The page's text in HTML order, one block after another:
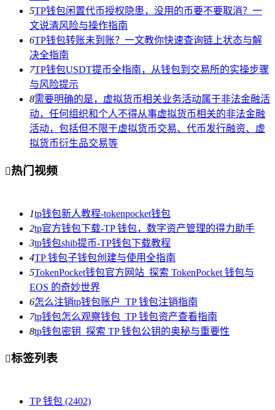
5TP钱包闲置代币授权隐患，没用的币要不要取消？一
文说清风险与操作指南
6TP钱包转账未到账？一文教你快速查询链上状态与解
决全指南
7TP钱包USDT提币全指南，从钱包到交易所的实操步骤
与风险提示
8需要明确的是，虚拟货币相关业务活动属于非法金融活
动，任何组织和个人不得从事虚拟货币相关的非法金融
活动，包括但不限于虚拟货币交易、代币发行融资、虚
拟货币衍生品交易等
热门视频
1tp钱包新人教程-tokenpocket钱包
2tp官方钱包下载-TP 钱包，数字资产管理的得力助手
3tp钱包shib提币-TP钱包下载教程
4TP 钱包子钱包创建与使用全指南
5TokenPocket钱包官方网站_探索 TokenPocket 钱包与
EOS 的奇妙世界
6怎么注销tp钱包账户_TP 钱包注销指南
7tp钱包怎么观察钱包_TP 钱包资产查看指南
8tp钱包密钥_探索 TP 钱包公钥的奥秘与重要性
标签列表
TP 钱包 (2402)